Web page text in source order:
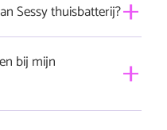
contract, hoger
en voorbereid op de
1. Duurzaamheid: Met
zonne-ener…
Sessy thuisbatterij?
bij mijn